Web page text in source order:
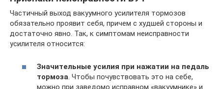
Частичный выход вакуумного усилителя тормозов
обязательно проявит себя, причем с худшей стороны и
достаточно явно. Так, к симптомам неисправности
усилителя относится:
Значительные усилия при нажатии на педаль
тормоза . Чтобы почувствовать это на себе,
можно при заведомо исправном «вакуумнике» и